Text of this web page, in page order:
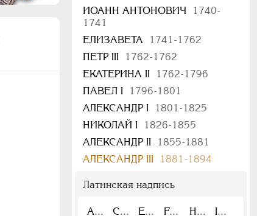
ИОАНН АНТОНОВИЧ
1740-
1741
ЕЛИЗАВЕТА
1741-1762
ПЕТР III
1762-1762
ЕКАТЕРИНА II
1762-1796
ПАВЕЛ I
1796-1801
АЛЕКСАНДР I
1801-1825
НИКОЛАЙ I
1826-1855
АЛЕКСАНДР II
1855-1881
АЛЕКСАНДР III
1881-1894
Латинская надпись
A C E F H
I